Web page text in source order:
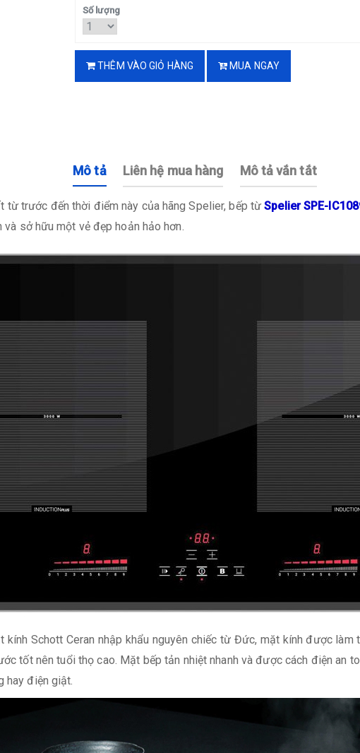
Số lượng
THÊM VÀO GIỎ HÀNG MUA NGAY
Mô tả Liên hệ mua hàng Mô tả vắn tắt
từ trước đến thời điểm này của hãng Spelier, bếp từSpelier SPE-
sở hữu một vẻ đẹp hoản hảo hơn.
kính Schott Ceran nhập khẩu nguyên chiếc từ Đức, mặt kính được
tốt nên tuổi thọ cao. Mặt bếp tản nhiệt nhanh và được cách điện an
hay điện giật.